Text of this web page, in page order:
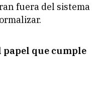
fuera del sistema
papel que cumple